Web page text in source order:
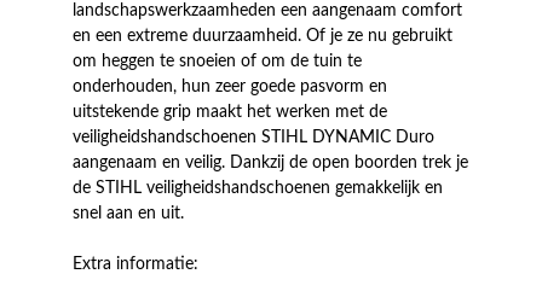
landschapswerkzaamheden een aangenaam comfort
en een extreme duurzaamheid. Of je ze nu gebruikt
om heggen te snoeien of om de tuin te
onderhouden, hun zeer goede pasvorm en
uitstekende grip maakt het werken met de
veiligheidshandschoenen STIHL DYNAMIC Duro
aangenaam en veilig. Dankzij de open boorden trek je
de STIHL veiligheidshandschoenen gemakkelijk en
snel aan en uit.
Extra informatie: